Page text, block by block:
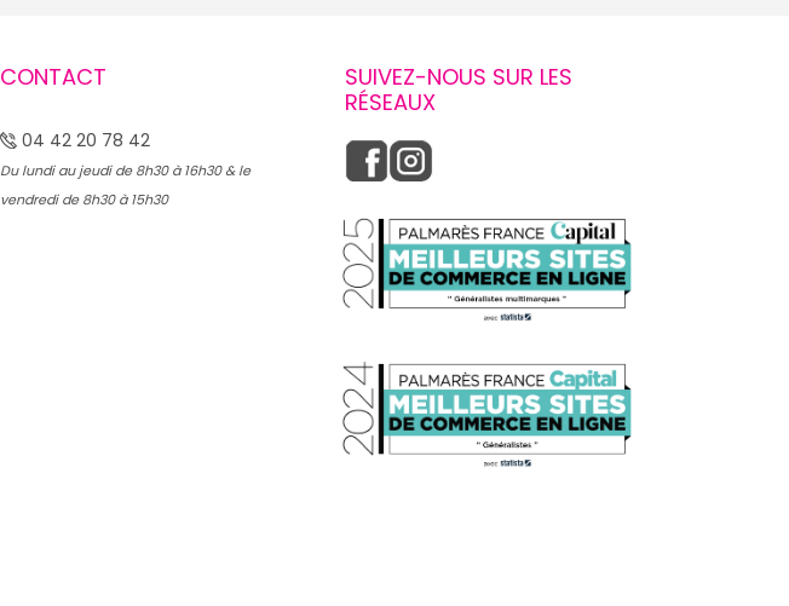
CONTACT
04 42 20 78 42
Du lundi au jeudi de 8h30 à 16h30 & le
vendredi de 8h30 à 15h30
SUIVEZ-NOUS SUR LES
RÉSEAUX